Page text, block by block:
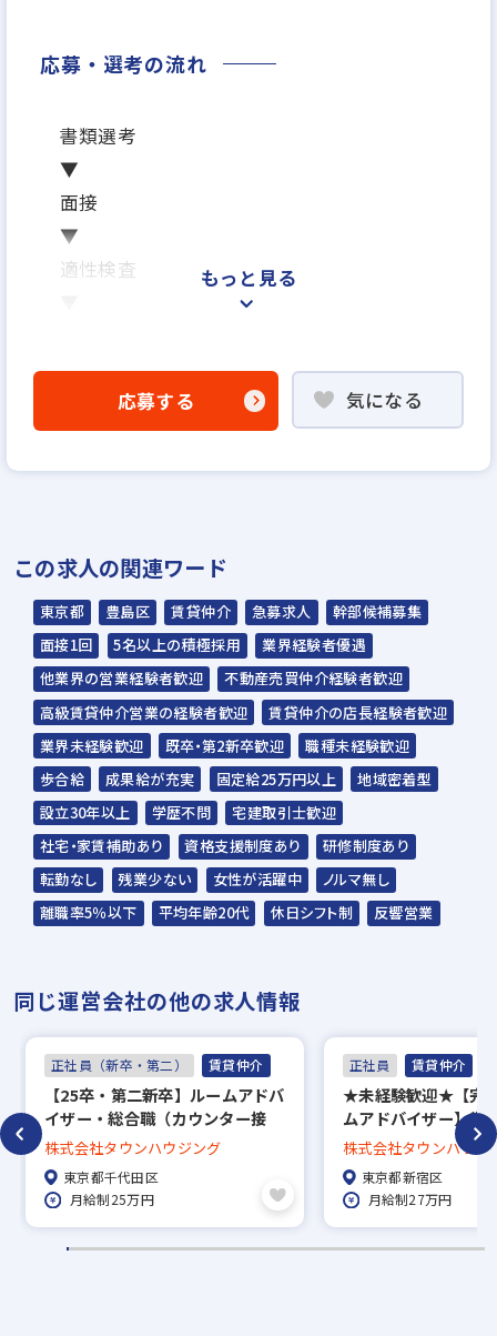
応募・選考の流れ
書類選考
▼
面接
▼
適性検査
※面接は場合により2回になる可能性がござ
※ご応募から内定までの期間は、2週間～1ヶ
月を予定しています
野球部 テニス部 忘年表彰式
もっと見る
応募する 気になる
この求人の関連ワード
東京都 豊島区 賃貸仲介 急募求人
幹部候補募集
面接1回
5名以上の積極採用
業界経験者優遇
他業界の営業経験者歓迎
不動産売買仲介経験者歓迎
高級賃貸仲介営業の経験者歓迎
賃貸仲介の店長経験者歓迎
業界未経験歓迎
既卒・第2新卒歓迎
職種未経験歓迎
歩合給
成果給が充実 固定給25万円以上
地域密着型
設立30年以上
学歴不問
宅建取引士歓迎
社宅・家賃補助あり
資格支援制度あり
研修制度あり
転勤なし
残業少ない 女性が活躍中
ノルマ無し
離職率5％以下
平均年齢20代 休日シフト制 反響営業
同じ運営会社の他の求人情報
正社員（新卒・第二） 賃貸仲介
【25卒・第二新卒】ルームアドバ
イザー・総合職（カウンター接
客）賞与年3回／直営140店舗の
老舗安定企業
株式会社タウンハウジング
東京都千代田区
月給制25万円
正社員 賃貸仲介
★未経験歓迎★【完
ムアドバイザー】賞
回長期休暇あり／約
中から好きな物件に
度、家賃補助50％／
で地域密着！
株式会社タウンハウジ
東京都新宿区
月給制27万円